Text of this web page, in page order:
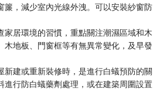
簾，減少室內光線外洩。可以安裝紗窗防
家居環境的習慣，重點關注潮濕區域和木
木地板、門窗框等有無異常變化，及早發
新建或重新裝修時，是進行白蟻預防的關
進行防白蟻藥劑處理，或在建築周圍設置